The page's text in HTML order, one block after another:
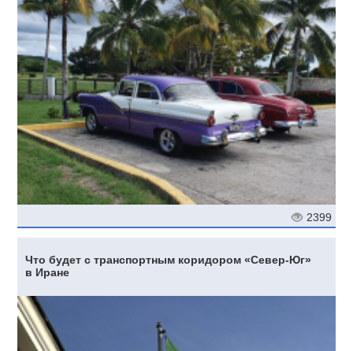
2399
Что будет с транспортным коридором «Север-Юг»
в Иране